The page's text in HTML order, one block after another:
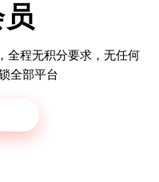
全程无积分要求，无任何
全部平台